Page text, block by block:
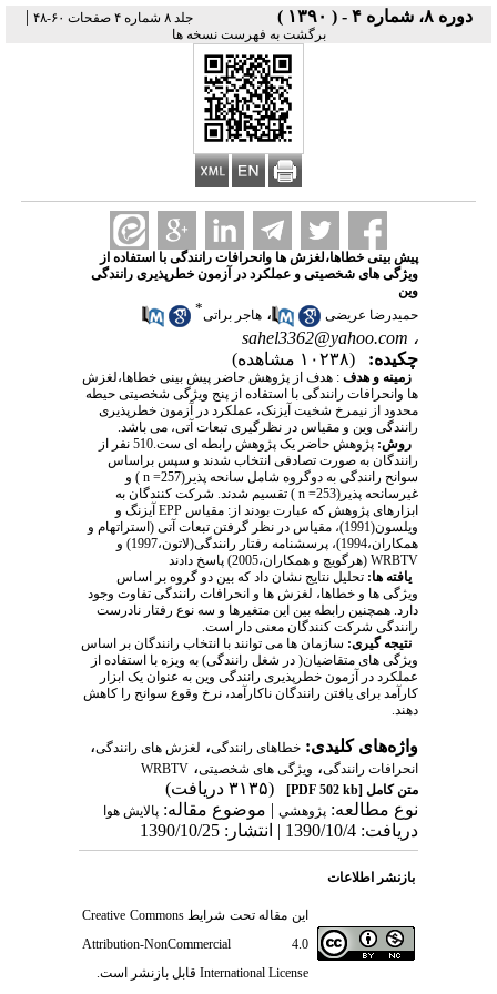
دوره ۸، شماره ۴ - ( ۱۳۹۰ ) جلد ۸ شماره ۴ صفحات ۶۰-۴۸ |
برگشت به فهرست نسخه ها
پیش بینی خطاها،لغزش ها وانحرافات رانندگی با استفاده از
ویژگی های شخصیتی و عملکرد در آزمون خطرپذیری رانندگی
وین
حمیدرضا عریضی
، هاجر براتی*
، sahel3362@yahoo.com
چکیده:
(۱۰۲۳۸ مشاهده)
زمینه و هدف : هدف از پژوهش حاضر پیش بینی خطاها،لغزش
ها وانحرافات رانندگی با استفاده از پنج ویژگی شخصیتی حیطه
محدود از نیمرخ شخیت آیزنک، عملکرد در آزمون خطرپذیری
رانندگی وین و مقیاس در نظرگیری تبعات آتی، می باشد.
روش:
پژوهش حاضر یک پژوهش رابطه ای ست.510 نفر از
رانندگان به صورت تصادفی انتخاب شدند و سپس براساس
سوانح رانندگی به دوگروه شامل سانحه پذیر(257= n ) و
غیرسانحه پذیر(253= n ) تقسیم شدند. شرکت کنندگان به
ابزارهای پژوهش که عبارت بودند از: مقیاس EPP آیزنگ و
ویلسون(1991)، مقیاس در نظر گرفتن تبعات آتی (استراتهام و
همکاران،1994)، پرسشنامه رفتار رانندگی(لاتون،1997) و
WRBTV (هرگویچ و همکاران،2005) پاسخ دادند
یافته ها: تحلیل نتایج نشان داد که بین دو گروه بر اساس
ویژگی ها و خطاها، لغزش ها و انحرافات رانندگی تفاوت وجود
دارد. همچنین رابطه بین این متغیرها و سه نوع رفتار نادرست
رانندگی شرکت کنندگان معنی دار است.
نتیجه گیری: سازمان ها می توانند با انتخاب رانندگان بر اساس
ویژگی های متقاضیان( در شغل رانندگی) به ویزه با استفاده از
عملکرد در آزمون خطرپذیری رانندگی وین به عنوان یک ابزار
کارآمد برای یافتن رانندگان ناکارآمد، نرخ وقوع سوانح را کاهش
دهند.
واژه‌های کلیدی: خطاهای رانندگی، لغزش های رانندگی،
انحرافات رانندگی، ویژگی های شخصیتی، WRBTV
متن کامل [PDF 502 kb]
(۳۱۳۵ دریافت)
نوع مطالعه: پژوهشي| موضوع مقاله: پالایش هوا
دریافت: 1390/10/4 | انتشار: 1390/10/25
بازنشر اطلاعات
این مقاله تحت شرایطCreative Commons
Attribution-NonCommercial 4.0
International License قابل بازنشر است.